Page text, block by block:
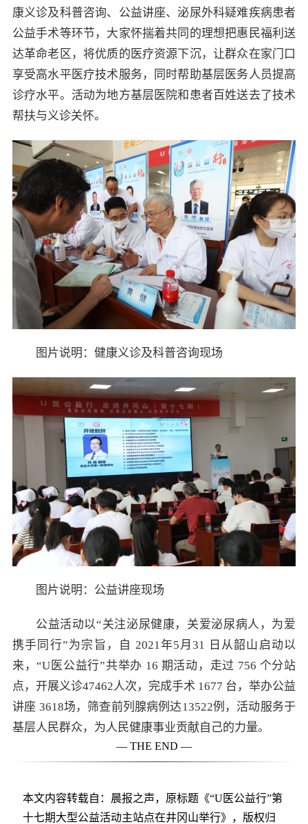
康义诊及科普咨询、公益讲座、泌尿外科疑难疾病患者
公益手术等环节，大家怀揣着共同的理想把惠民福利送
达革命老区，将优质的医疗资源下沉，让群众在家门口
享受高水平医疗技术服务，同时帮助基层医务人员提高
诊疗水平。活动为地方基层医院和患者百姓送去了技术
帮扶与义诊关怀。
图片说明：健康义诊及科普咨询现场
图片说明：公益讲座现场
公益活动以“关注泌尿健康，关爱泌尿病人，为爱
携手同行”为宗旨，自 2021年5月31 日从韶山启动以
来，“U医公益行”共举办 16 期活动，走过 756 个分站
点，开展义诊47462人次，完成手术 1677 台，举办公益
讲座 3618场，筛查前列腺病例达13522例，活动服务于
基层人民群众，为人民健康事业贡献自己的力量。
— THE END —
本文内容转载自：晨报之声，原标题《“U医公益行”第
十七期大型公益活动主站点在井冈山举行》，版权归